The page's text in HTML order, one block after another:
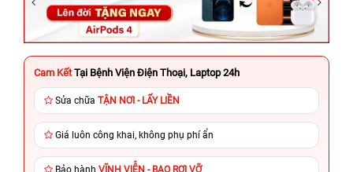
Cam Kết Tại Bệnh Viện Điện Thoại, Laptop 24h
Sửa chữa TẬN NƠI - LẤY LIỀN
Giá luôn công khai, không phụ phí ẩn
Bảo hành VĨNH VIỄN - BAO RƠI VỠ